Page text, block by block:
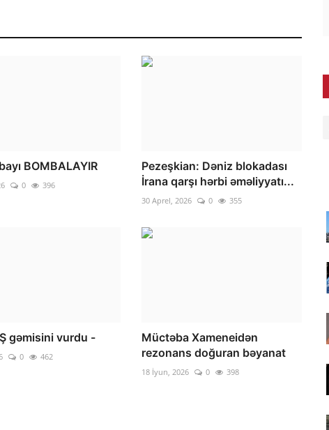
BOMBALAYIR
0 396
Pezeşkian: Dəniz blokadası
İrana qarşı hərbi əməliyyatı...
30 Aprel, 2026 0 355
gəmisini vurdu -
0 462
Müctəba Xameneidən
rezonans doğuran bəyanat
18 İyun, 2026 0 398